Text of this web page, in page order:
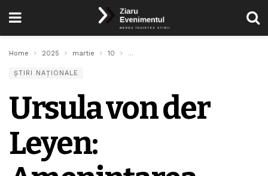
Home 2025 martie 10 Ursula von der Leyen: Amenințarea
ȘTIRI NAȚIONALE
Ursula von der
Leyen: